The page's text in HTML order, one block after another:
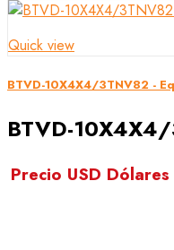
Quick view
BTVD-10X4X4/3TNV82 -
BTVD-
Precio USD